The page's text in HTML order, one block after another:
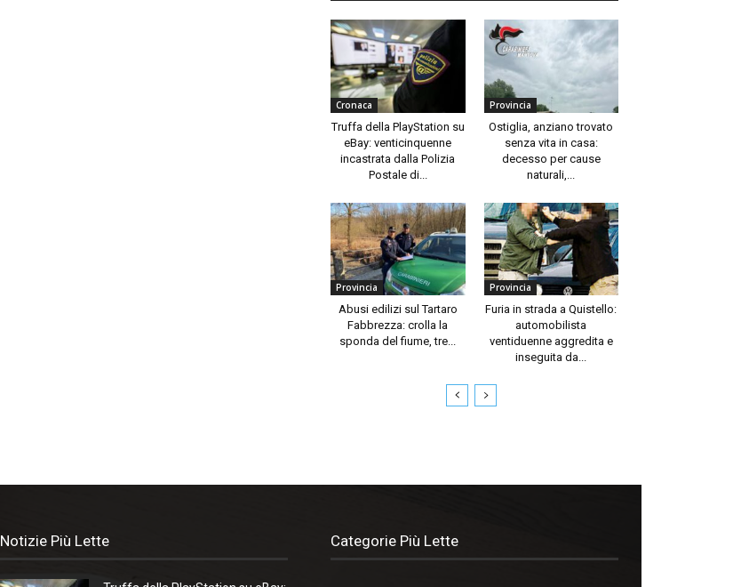
Cronaca
Truffa della PlayStation su
eBay: venticinquenne
incastrata dalla Polizia
Postale di...
Provincia
Ostiglia, anziano trovato
senza vita in casa:
decesso per cause
naturali,...
Provincia
Abusi edilizi sul Tartaro
Fabbrezza: crolla la
sponda del fiume, tre...
Provincia
Furia in strada a Quistello:
automobilista
ventiduenne aggredita e
inseguita da...
Notizie Più Lette Categorie Più Lette